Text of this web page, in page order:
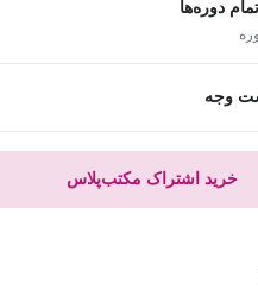
دوره‌ها
وجه
خرید اشتراک مکتب‌پلاس